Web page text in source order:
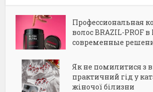
Профессиональная
волос BRAZIL-PROF
современные
Як не помилитися з
практичний гід у
жіночої білизни